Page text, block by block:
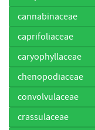
cannabinaceae
caprifoliaceae
caryophyllaceae
chenopodiaceae
convolvulaceae
crassulaceae